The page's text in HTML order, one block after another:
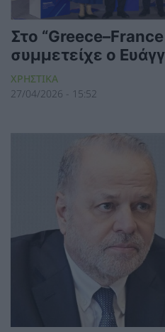
Στο
συμμετείχε ο
ΧΡΗΣΤΙΚΑ
27/04/2026 - 15:52